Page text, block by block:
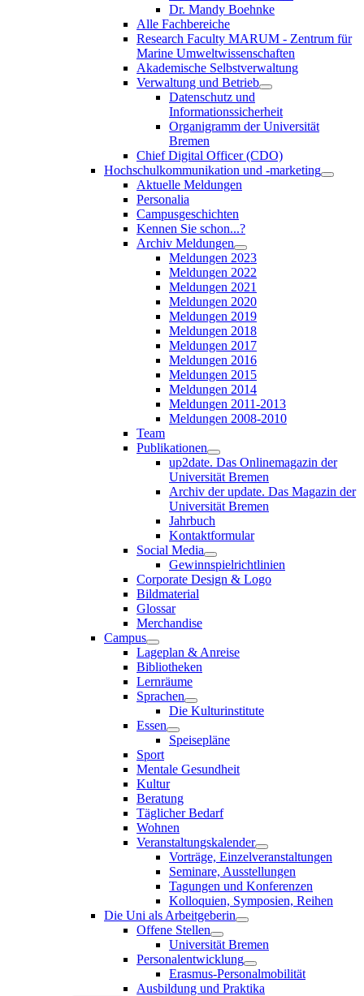
Dr. Mandy Boehnke
Alle Fachbereiche
Research Faculty MARUM - Zentrum für
Marine Umweltwissenschaften
Akademische Selbstverwaltung
Verwaltung und Betrieb
Datenschutz und
Informationssicherheit
Organigramm der Universität
Bremen
Chief Digital Officer (CDO)
Hochschulkommunikation und -marketing
Aktuelle Meldungen
Personalia
Campusgeschichten
Kennen Sie schon...?
Archiv Meldungen
Meldungen 2023
Meldungen 2022
Meldungen 2021
Meldungen 2020
Meldungen 2019
Meldungen 2018
Meldungen 2017
Meldungen 2016
Meldungen 2015
Meldungen 2014
Meldungen 2011-2013
Meldungen 2008-2010
Team
Publikationen
up2date. Das Onlinemagazin der
Universität Bremen
Archiv der update. Das Magazin der
Universität Bremen
Jahrbuch
Kontaktformular
Social Media
Gewinnspielrichtlinien
Corporate Design & Logo
Bildmaterial
Glossar
Merchandise
Campus
Lageplan & Anreise
Bibliotheken
Lernräume
Sprachen
Die Kulturinstitute
Essen
Speisepläne
Sport
Mentale Gesundheit
Kultur
Beratung
Täglicher Bedarf
Wohnen
Veranstaltungskalender
Vorträge, Einzelveranstaltungen
Seminare, Ausstellungen
Tagungen und Konferenzen
Kolloquien, Symposien, Reihen
Die Uni als Arbeitgeberin
Offene Stellen
Universität Bremen
Personalentwicklung
Erasmus-Personalmobilität
Ausbildung und Praktika